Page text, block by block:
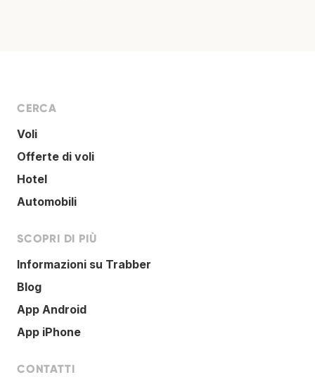
CERCA
Voli
Offerte di voli
Hotel
Automobili
SCOPRI DI PIÙ
Informazioni su Trabber
Blog
App Android
App iPhone
CONTATTI